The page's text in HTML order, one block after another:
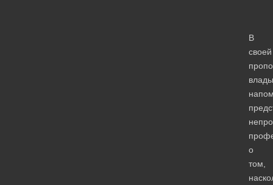
В
своей
о
том,